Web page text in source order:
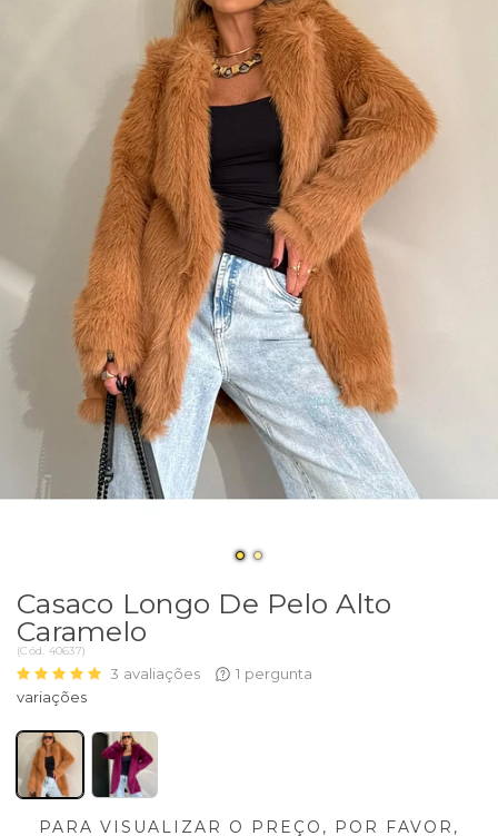
Casaco Longo De Pelo Alto
Caramelo
(Cód. 40637)
3 avaliações 1 pergunta
PARA VISUALIZAR O PREÇO, POR FAVOR,